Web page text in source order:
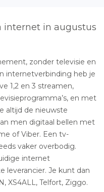
internet in augustus
zonder televisie en
internetverbinding heb je
1,2 en 3 streamen,
en met
altijd de nieuwste
men digitaal bellen met
of Viber. Een tv-
vaker overbodig.
internet
leverancier. Je kunt dan
XS4ALL, Telfort, Ziggo.